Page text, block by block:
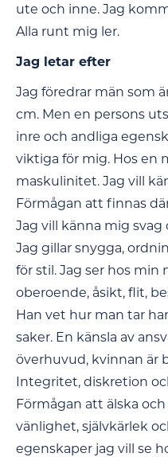
ute och inne. Jag
Alla runt mig ler.
Jag letar efter
Jag föredrar män som
cm. Men en persons
inre och andliga
viktiga för mig. Hos en
maskulinitet. Jag vill
Förmågan att finnas
Jag vill känna mig
Jag gillar snygga,
för stil. Jag ser hos min
oberoende, åsikt, flit,
Han vet hur man tar
saker. En känsla av
överhuvud, kvinnan är
Integritet, diskretion
Förmågan att älska
vänlighet, självkärlek
egenskaper jag vill se